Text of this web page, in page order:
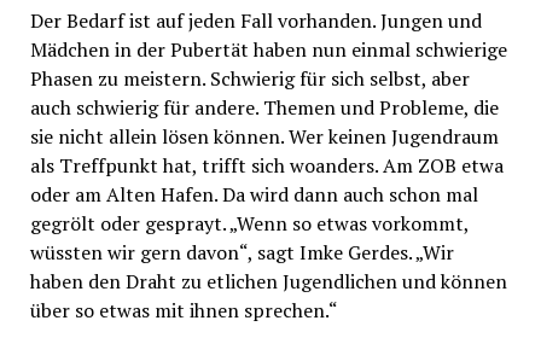
Der Bedarf ist auf jeden Fall vorhanden. Jungen und
Mädchen in der Pubertät haben nun einmal schwierige
Phasen zu meistern. Schwierig für sich selbst, aber
auch schwierig für andere. Themen und Probleme, die
sie nicht allein lösen können. Wer keinen Jugendraum
als Treffpunkt hat, trifft sich woanders. Am ZOB etwa
oder am Alten Hafen. Da wird dann auch schon mal
gegrölt oder gesprayt. „Wenn so etwas vorkommt,
wüssten wir gern davon“, sagt Imke Gerdes. „Wir
haben den Draht zu etlichen Jugendlichen und können
über so etwas mit ihnen sprechen.“